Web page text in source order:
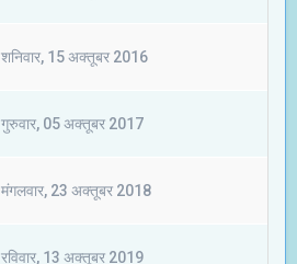
शनिवार, 15 अक्तूबर 2016
गुरुवार, 05 अक्तूबर 2017
मंगलवार, 23 अक्तूबर 2018
रविवार, 13 अक्तूबर 2019